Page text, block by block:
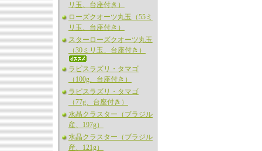
リ玉、台座付き）
ローズクオーツ丸玉（55ミ
リ玉、台座付き）
スターローズクオーツ丸玉
（30ミリ玉、台座付き）
ラピスラズリ・タマゴ
（100g、台座付き）
ラピスラズリ・タマゴ
（77g、台座付き）
水晶クラスター（ブラジル
産、197g）
水晶クラスター（ブラジル
産、121g）